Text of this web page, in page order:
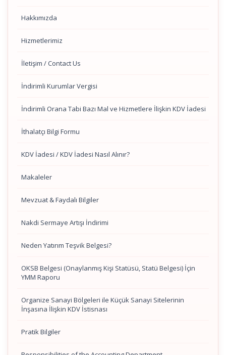
Hakkımızda
Hizmetlerimiz
İletişim / Contact Us
İndirimli Kurumlar Vergisi
İndirimli Orana Tabi Bazı Mal ve Hizmetlere İlişkin KDV İadesi
İthalatçı Bilgi Formu
KDV İadesi / KDV İadesi Nasıl Alınır?
Makaleler
Mevzuat & Faydalı Bilgiler
Nakdi Sermaye Artışı İndirimi
Neden Yatırım Teşvik Belgesi?
OKSB Belgesi (Onaylanmış Kişi Statüsü, Statü Belgesi) İçin
YMM Raporu
Organize Sanayi Bölgeleri ile Küçük Sanayi Sitelerinin
İnşasına İlişkin KDV İstisnası
Pratik Bilgiler